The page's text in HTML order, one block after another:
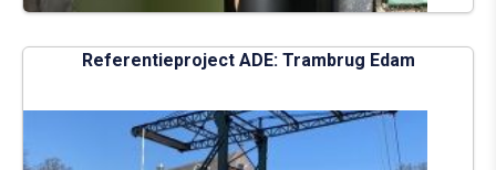
Referentieproject ADE: Trambrug Edam